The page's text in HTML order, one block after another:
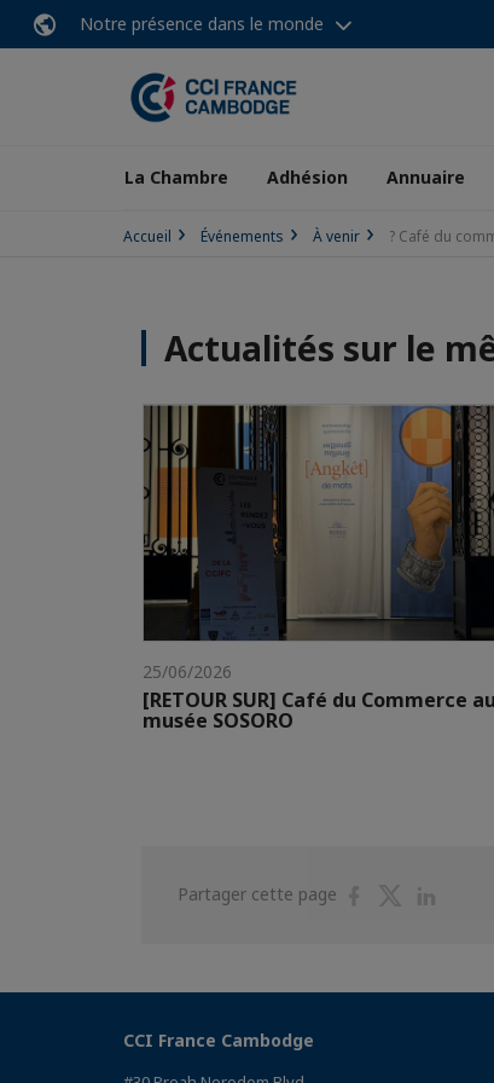
Notre présence dans le monde
La Chambre Adhésion Annuaire
Accueil Événements À venir ? Café du
Actualités sur le
25/06/2026
[RETOUR SUR] Café du Commerce au
musée SOSORO
Partager cette page
PartagerPartager
CCI France Cambodge